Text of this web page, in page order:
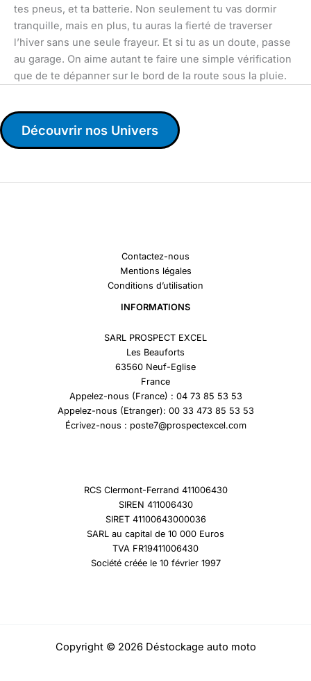
tes pneus, et ta batterie. Non seulement tu vas dormir
tranquille, mais en plus, tu auras la fierté de traverser
l’hiver sans une seule frayeur. Et si tu as un doute, passe
au garage. On aime autant te faire une simple vérification
que de te dépanner sur le bord de la route sous la pluie.
Découvrir nos Univers
Contactez-nous
Mentions légales
Conditions d’utilisation
INFORMATIONS
SARL PROSPECT EXCEL
Les Beauforts
63560 Neuf-Eglise
France
Appelez-nous (France) : 04 73 85 53 53
Appelez-nous (Etranger): 00 33 473 85 53 53
Écrivez-nous : poste7@prospectexcel.com
RCS Clermont-Ferrand 411006430
SIREN 411006430
SIRET 41100643000036
SARL au capital de 10 000 Euros
TVA FR19411006430
Société créée le 10 février 1997
Copyright © 2026 Déstockage auto moto